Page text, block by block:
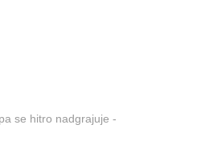
se hitro nadgrajuje -